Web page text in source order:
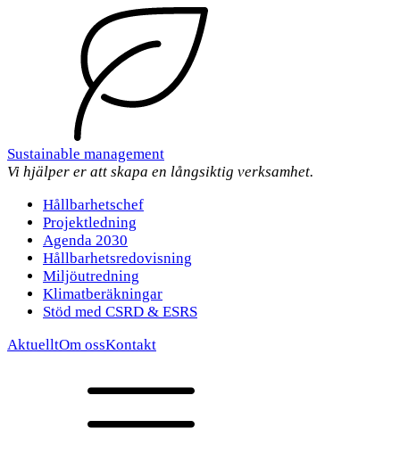
Sustainable management
Vi hjälper er att skapa en långsiktig verksamhet.
Hållbarhetschef
Projektledning
Agenda 2030
Hållbarhetsredovisning
Miljöutredning
Klimatberäkningar
Stöd med CSRD & ESRS
AktuelltOm ossKontakt